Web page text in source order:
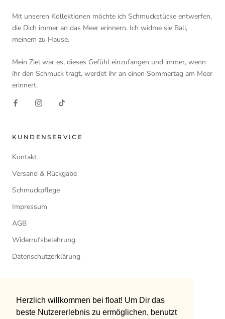
Herzlich willkommen bei float! Um Dir das
beste Nutzererlebnis zu ermöglichen, benutzt
Herzlich willkommen bei float! Um Dir das
beste Nutzererlebnis zu ermöglichen, benutzt
Mit unseren Kollektionen möchte ich Schmuckstücke entwerfen,
die Dich immer an das Meer erinnern. Ich widme sie Bali,
meinem zu Hause.
Mein Ziel war es, dieses Gefühl einzufangen und immer, wenn
ihr den Schmuck tragt, werdet ihr an einen Sommertag am Meer
erinnert.
KUNDENSERVICE
Kontakt
Versand & Rückgabe
Schmuckpflege
Impressum
AGB
Widerrufsbelehrung
Datenschutzerklärung
Sprache
DEUTSCH